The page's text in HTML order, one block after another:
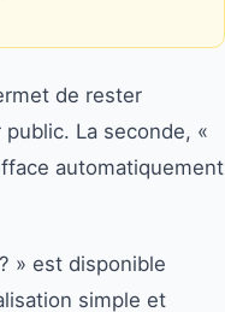
de rester
La seconde, «
automatiquement
» est disponible
simple et